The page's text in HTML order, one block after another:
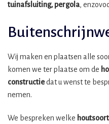
tuinafsluiting, pergola,
Wij maken en plaatsen alle
komen we ter plaatse om de
constructiedat u wenst te
nemen.
We bespreken welke houtsoort